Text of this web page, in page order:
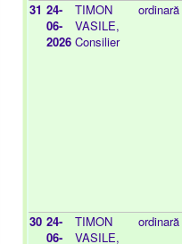
31 24-
06-
2026
TIMON
VASILE,
Consilier
ordinară
30 24-
06-
TIMON
VASILE,
ordinară